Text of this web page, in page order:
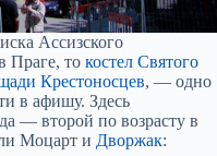
Ассизского
Праге, то костел Святого
Крестоносцев, — одно
в афишу. Здесь
— второй по возрасту в
Моцарт и Дворжак: